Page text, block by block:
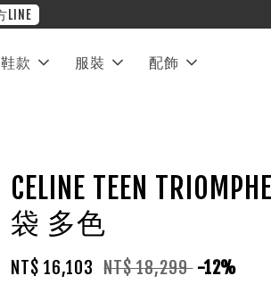
鞋款 服裝 配飾
CELINE TEEN
袋 多色
NT$ 16,103 NT$ 18,299 -12%